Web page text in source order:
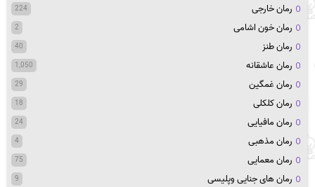
رمان خارجی 224
رمان خون اشامی 2
رمان طنز 40
رمان عاشقانه 1,050
رمان غمگین 29
رمان کلکلی 18
رمان مافیایی 24
رمان مذهبی 4
رمان معمایی 75
رمان های جنایی وپلیسی 9